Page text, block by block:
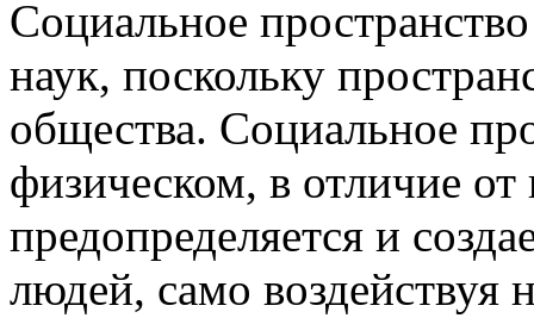
Социальное
наук, поскольку
общества. Социальное
физическом, в отличие
предопределяется и
людей, само